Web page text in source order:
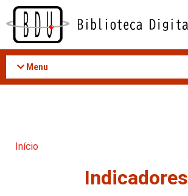
Acessar
conteúdo
Menu
Início
Indicadores